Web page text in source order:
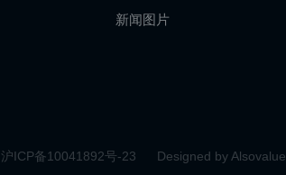
新闻图片
沪ICP备10041892号-23 Designed by Alsovalue